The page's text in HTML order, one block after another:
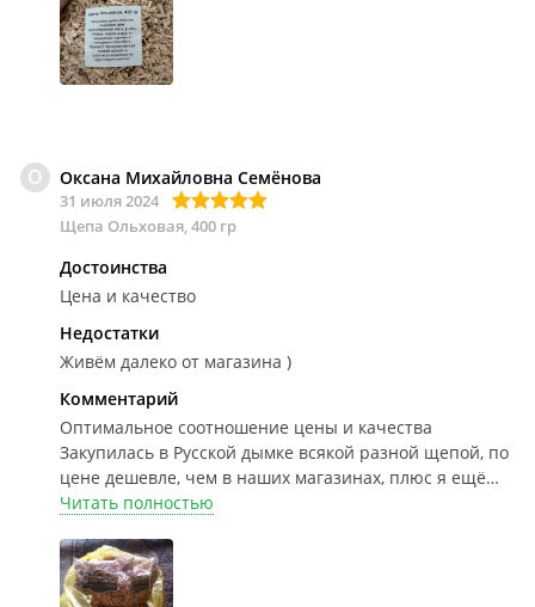
О Оксана Михайловна Семёнова
31 июля 2024
Щепа Ольховая, 400 гр
Достоинства
Цена и качество
Недостатки
Живём далеко от магазина )
Комментарий
Оптимальное соотношение цены и качества
Закупилась в Русской дымке всякой разной щепой, по
цене дешевле, чем в наших магазинах, плюс я ещё
скидку подключала в личном кабинете. Щепа чистая,
уверена, что всё будет отлично!
Читать полностью